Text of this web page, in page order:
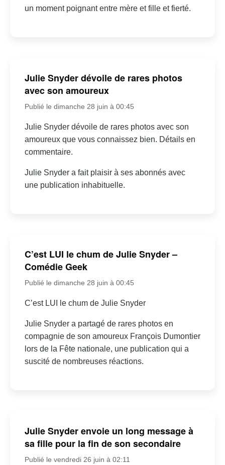
un moment poignant entre mère et fille et fierté.
Julie Snyder dévoile de rares photos
avec son amoureux
Publié le dimanche 28 juin à 00:45
Julie Snyder dévoile de rares photos avec son
amoureux que vous connaissez bien. Détails en
commentaire.
Julie Snyder a fait plaisir à ses abonnés avec
une publication inhabituelle.
C’est LUI le chum de Julie Snyder –
Comédie Geek
Publié le dimanche 28 juin à 00:45
C’est LUI le chum de Julie Snyder
Julie Snyder a partagé de rares photos en
compagnie de son amoureux François Dumontier
lors de la Fête nationale, une publication qui a
suscité de nombreuses réactions.
Julie Snyder envoie un long message à
sa fille pour la fin de son secondaire
Publié le vendredi 26 juin à 02:11